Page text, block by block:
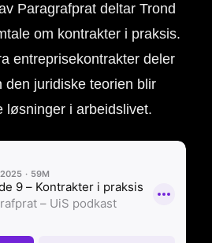
Paragrafprat deltar Trond
om kontrakter i praksis.
entreprisekontrakter deler
den juridiske teorien blir
løsninger i arbeidslivet.